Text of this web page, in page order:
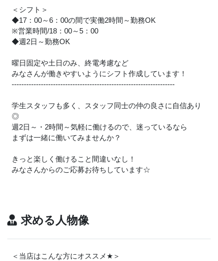
＜シフト＞
◆17：00～6：00の間で実働2時間～勤務OK
※営業時間/18：00～5：00
◆週2日～勤務OK
曜日固定や土日のみ、終電考慮など
みなさんが働きやすいようにシフト作成しています！
-------------------------------------------------------------------
学生スタッフも多く、スタッフ同士の仲の良さに自信あり
◎
週2日～・2時間～気軽に働けるので、迷っているなら
まずは一緒に働いてみませんか？
きっと楽しく働けること間違いなし！
みなさんからのご応募お待ちしています☆
求める人物像
＜当店はこんな方にオススメ ★ ＞